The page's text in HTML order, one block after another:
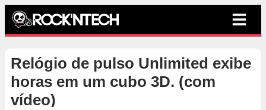
Relógio de pulso Unlimited exibe
horas em um cubo 3D. (com
vídeo)